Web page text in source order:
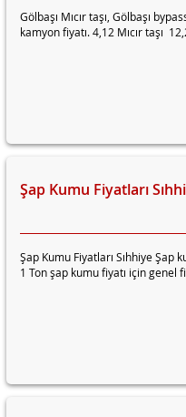
Gölbaşı Mıcır taşı, Gölbaşı
kamyon fiyatı. 4,12 Mıcır taşı
Şap Kumu Fiyatları
Şap Kumu Fiyatları Sıhhiye
1 Ton şap kumu fiyatı için genel